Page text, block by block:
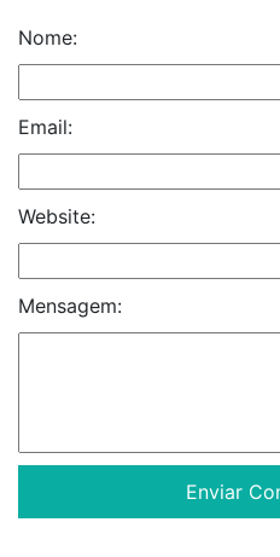
Nome:
Email:
Website:
Mensagem: